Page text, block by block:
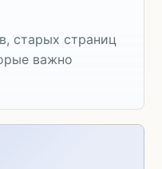
старых страниц
важно